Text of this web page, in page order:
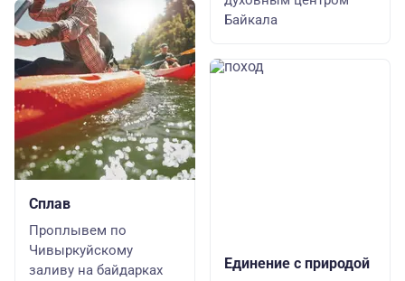
Сплав
Проплывем по
Чивыркуйскому
заливу на байдарках
Байкала
Единение с природой